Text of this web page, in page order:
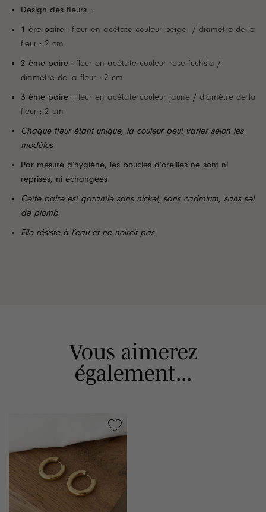
Design des fleurs
:
1 ère paire: fleur en acétate couleur beige / diamètre de la
fleur : 2 cm
2 ème paire: fleur en acétate couleur rose fuchsia /
diamètre de la fleur : 2 cm
3 ème paire: fleur en acétate couleur jaune / diamètre de la
fleur : 2 cm
Chaque fleur étant unique, la couleur peut varier selon les
modèles
Par mesure d’hygiène, les boucles d’oreilles ne sont ni
reprises, ni échangées
Cette paire est garantie sans nickel, sans cadmium, sans sel
de plomb
Elle résiste à l’eau et ne noircit pas
Vous aimerez
également...